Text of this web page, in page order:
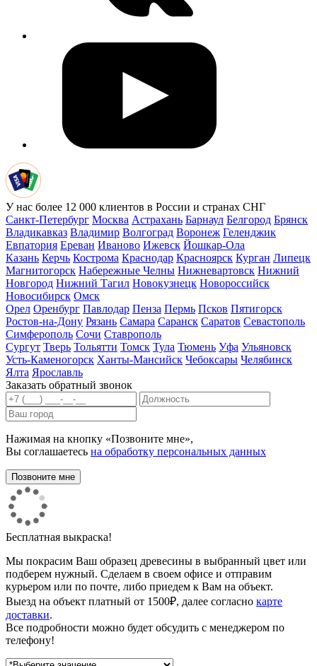
У нас более 12 000 клиентов в России и странах СНГ
Санкт-Петербург Москва Астрахань Барнаул Белгород Брянск
Владикавказ Владимир Волгоград Воронеж Геленджик
Евпатория Ереван Иваново Ижевск Йошкар-Ола
Казань Керчь Кострома Краснодар Красноярск Курган Липецк
Магнитогорск Набережные Челны Нижневартовск Нижний
Новгород Нижний Тагил Новокузнецк Новороссийск
Новосибирск Омск
Орел Оренбург Павлодар Пенза Пермь Псков Пятигорск
Ростов-на-Дону Рязань Самара Саранск Саратов Севастополь
Симферополь Сочи Ставрополь
Сургут Тверь Тольятти Томск Тула Тюмень Уфа Ульяновск
Усть-Каменогорск Ханты-Мансийск Чебоксары Челябинск
Ялта Ярославль
Заказать обратный звонок
Нажимая на кнопку «Позвоните мне»,
Вы соглашаетесь на обработку персональных данных
Бесплатная выкраска!
Мы покрасим Ваш образец древесины в выбранный цвет или
подберем нужный. Сделаем в своем офисе и отправим
курьером или по почте, либо приедем к Вам на объект.
Выезд на объект платный от 1500₽, далее согласно карте
доставки.
Все подробности можно будет обсудить с менеджером по
телефону!